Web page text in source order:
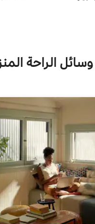
وسائل الراحة